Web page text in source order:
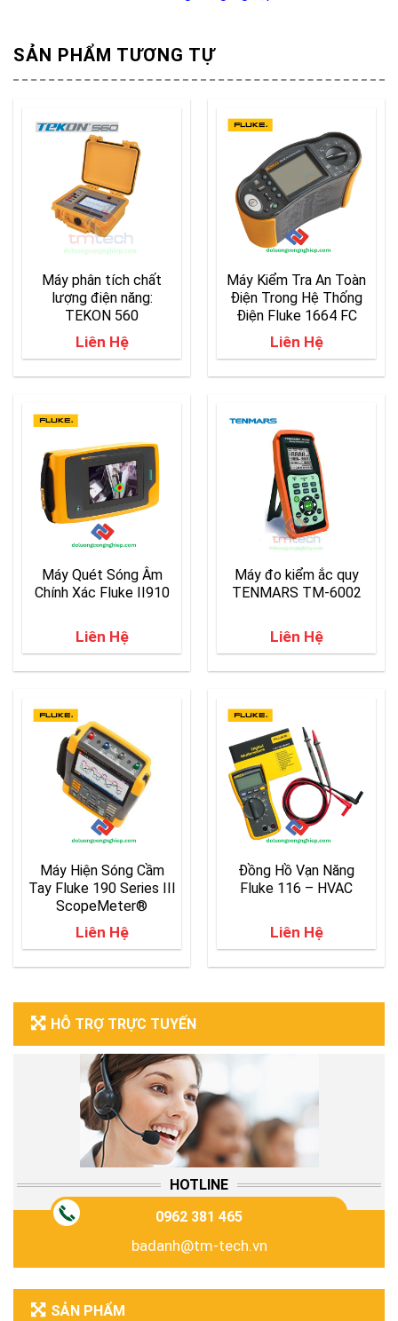
SẢN PHẨM TƯƠNG TỰ
Máy phân tích chất
lượng điện năng:
TEKON 560
Liên Hệ
Máy Kiểm Tra An Toàn
Điện Trong Hệ Thống
Điện Fluke 1664 FC
Liên Hệ
Máy Quét Sóng Âm
Chính Xác Fluke II910
Liên Hệ
Máy đo kiểm ắc quy
TENMARS TM-6002
Liên Hệ
Máy Hiện Sóng Cầm
Tay Fluke 190 Series III
ScopeMeter®
Liên Hệ
Đồng Hồ Vạn Năng
Fluke 116 – HVAC
Liên Hệ
HỖ TRỢ TRỰC TUYẾN
HOTLINE
0962 381 465
badanh@tm-tech.vn
SẢN PHẨM